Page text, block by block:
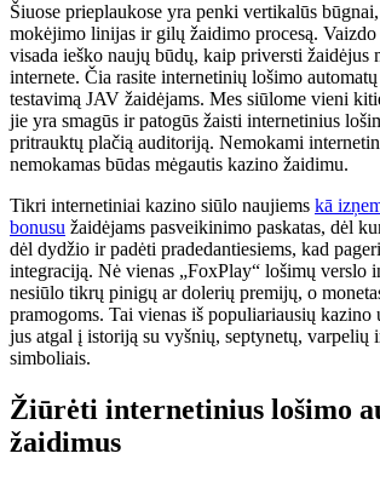
Šiuose prieplaukose yra penki vertikalūs
mokėjimo linijas ir gilų žaidimo procesą.
visada ieško naujų būdų, kaip priversti žaidėjus
internete. Čia rasite internetinių lošimo
testavimą JAV žaidėjams. Mes siūlome vieni
jie yra smagūs ir patogūs žaisti internetinius
pritrauktų plačią auditoriją. Nemokami
nemokamas būdas mėgautis kazino žaidimu.
Tikri internetiniai kazino siūlo naujiems kā
bonusu žaidėjams pasveikinimo paskatas, dėl
dėl dydžio ir padėti pradedantiesiems, kad
integraciją. Nė vienas „FoxPlay“ lošimų verslo
nesiūlo tikrų pinigų ar dolerių premijų, o
pramogoms. Tai vienas iš populiariausių kazino
jus atgal į istoriją su vyšnių, septynetų, varpelių
simboliais.
Žiūrėti internetinius lošimo
žaidimus